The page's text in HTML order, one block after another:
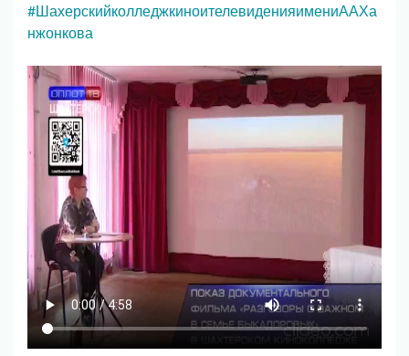
#ШахерскийколледжкиноителевиденияимениААХа
нжонкова